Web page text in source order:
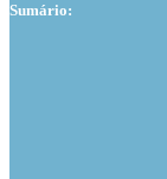
Sumário: